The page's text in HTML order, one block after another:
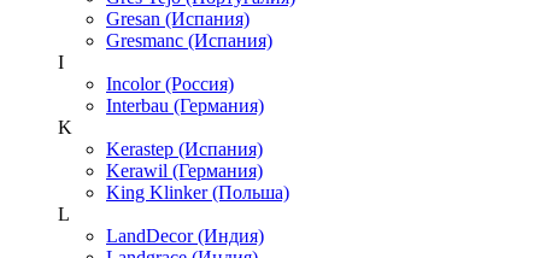
Gresan (Испания)
Gresmanc (Испания)
I
Incolor (Россия)
Interbau (Германия)
K
Kerastep (Испания)
Kerawil (Германия)
King Klinker (Польша)
L
LandDecor (Индия)